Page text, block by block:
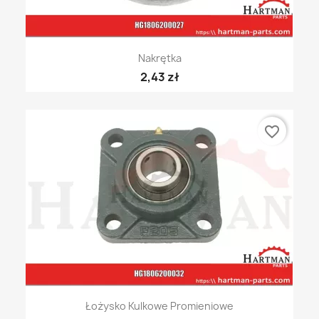
Nakrętka
2,43 zł
Łożysko Kulkowe Promieniowe
favorite_border